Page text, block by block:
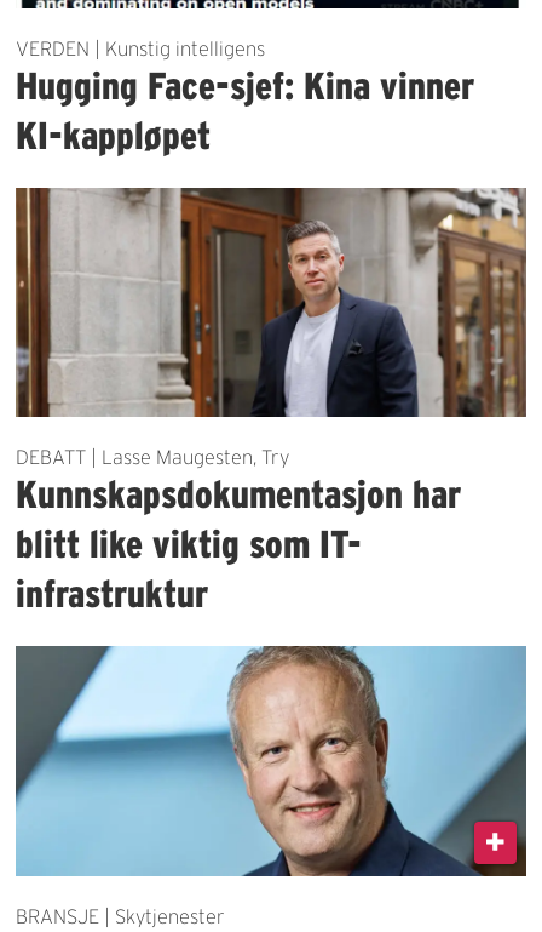
VERDEN | Kunstig intelligens
Hugging Face-sjef: Kina vinner
KI-kappløpet
DEBATT | Lasse Maugesten, Try
Kunnskapsdokumentasjon har
blitt like viktig som IT-
infrastruktur
BRANSJE | Skytjenester